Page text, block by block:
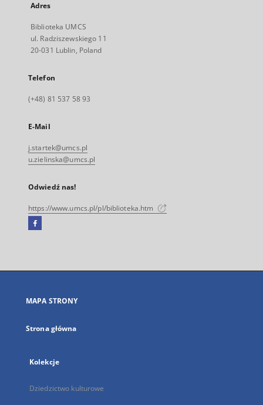
Adres
Biblioteka UMCS
ul. Radziszewskiego 11
20-031 Lublin, Poland
Telefon
(+48) 81 537 58 93
E-Mail
j.startek@umcs.pl
u.zielinska@umcs.pl
Odwiedź nas!
https://www.umcs.pl/pl/biblioteka.htm
Facebook
się
karcie
MAPA STRONY
Strona główna
Kolekcje
Dziedzictwo kulturowe